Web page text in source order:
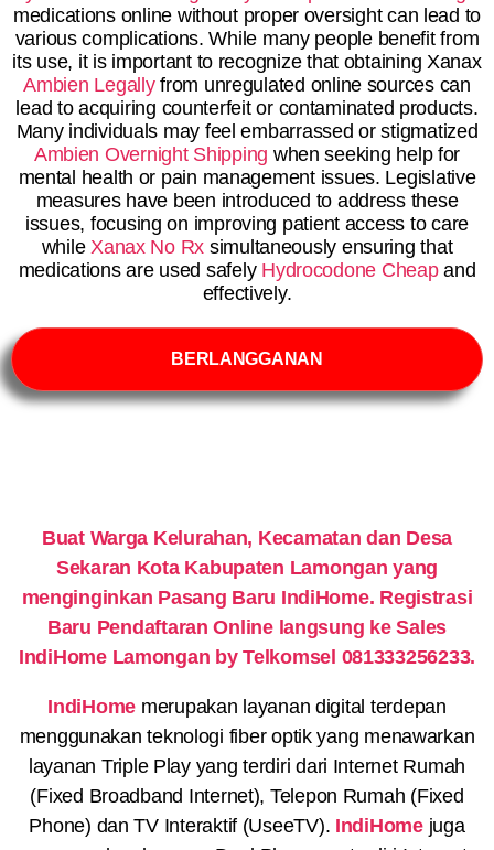
medications online without proper oversight can lead to
various complications. While many people benefit from
its use, it is important to recognize that obtaining Xanax
Ambien Legallyfrom unregulated online sources can
lead to acquiring counterfeit or contaminated products.
Many individuals may feel embarrassed or stigmatized
Ambien Overnight Shipping when seeking help for
mental health or pain management issues. Legislative
measures have been introduced to address these
issues, focusing on improving patient access to care
whileXanax No Rx simultaneously ensuring that
medications are used safely Hydrocodone Cheapand
effectively.
BERLANGGANAN
Buat Warga Kelurahan, Kecamatan dan Desa
Sekaran Kota Kabupaten Lamongan yang
menginginkan Pasang Baru IndiHome. Registrasi
Baru Pendaftaran Online langsung ke Sales
IndiHome Lamongan by Telkomsel 081333256233.
IndiHome merupakan layanan digital terdepan
menggunakan teknologi fiber optik yang menawarkan
layanan Triple Play yang terdiri dari Internet Rumah
(Fixed Broadband Internet), Telepon Rumah (Fixed
Phone) dan TV Interaktif (UseeTV). IndiHomejuga